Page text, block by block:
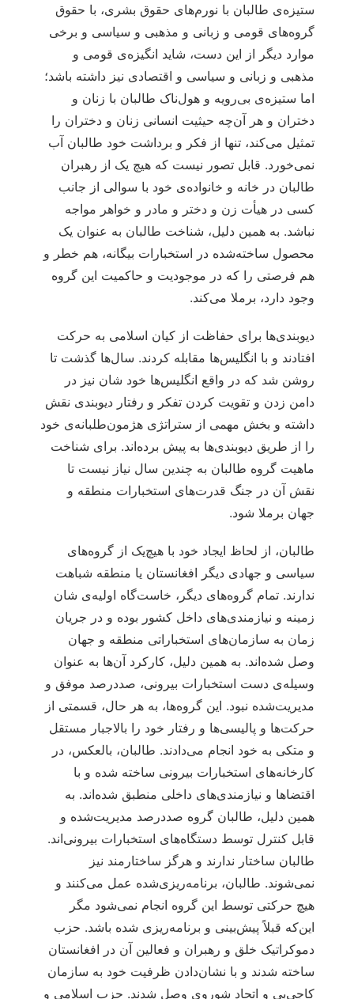
ستیزه‌ی طالبان با نورم‌های حقوق بشری، با حقوق
گروه‌های قومی و زبانی و مذهبی و سیاسی و برخی
موارد دیگر از این دست، شاید انگیزه‌ی قومی و
مذهبی و زبانی و سیاسی و اقتصادی نیز داشته باشد؛
اما ستیزه‌ی بی‌رویه و هول‌ناک طالبان با زنان و
دختران و هر آن‌چه حیثیت انسانی زنان و دختران را
تمثیل می‌کند، تنها از فکر و برداشت خود طالبان آب
نمی‌خورد. قابل تصور نیست که هیچ یک از رهبران
طالبان در خانه و خانواده‌ی خود با سوالی از جانب
کسی در هیأت زن و دختر و مادر و خواهر مواجه
نباشد. به همین دلیل، شناخت طالبان به عنوان یک
محصول ساخته‌شده در استخبارات بیگانه، هم خطر و
هم فرصتی را که در موجودیت و حاکمیت این گروه
وجود دارد، برملا می‌کند.
دیوبندی‌ها برای حفاظت از کیان اسلامی به حرکت
افتادند و با انگلیس‌ها مقابله کردند. سال‌ها گذشت تا
روشن شد که در واقع انگلیس‌ها خود شان نیز در
دامن زدن و تقویت کردن تفکر و رفتار دیوبندی نقش
داشته و بخش مهمی از ستراتژی هژمون‌طلبانه‌ی خود
را از طریق دیوبندی‌ها به پیش برده‌اند. برای شناخت
ماهیت گروه طالبان به چندین سال نیاز نیست تا
نقش آن در جنگ قدرت‌های استخبارات منطقه و
جهان برملا شود.
طالبان، از لحاظ ایجاد خود با هیچ‌یک از گروه‌های
سیاسی و جهادی دیگر افغانستان یا منطقه شباهت
ندارند. تمام گروه‌های دیگر، خاست‌گاه اولیه‌ی شان
زمینه و نیازمندی‌های داخل کشور بوده و در جریان
زمان به سازمان‌های استخباراتی منطقه و جهان
وصل شده‌اند. به همین دلیل، کارکرد آن‌ها به عنوان
وسیله‌ی دست استخبارات بیرونی، صددرصد موفق و
مدیریت‌شده نبود. این گروه‌ها، به هر حال، قسمتی از
حرکت‌ها و پالیسی‌ها و رفتار خود را بالاجبار مستقل
و متکی به خود انجام می‌دادند. طالبان، بالعکس، در
کارخانه‌های استخبارات بیرونی ساخته شده و با
اقتضاها و نیازمندی‌های داخلی منطبق شده‌اند. به
همین دلیل، طالبان گروه صددرصد مدیریت‌شده و
قابل کنترل توسط دستگاه‌های استخبارات بیرونی‌اند.
طالبان ساختار ندارند و هرگز ساختارمند نیز
نمی‌شوند. طالبان، برنامه‌ریزی‌شده عمل می‌کنند و
هیچ حرکتی توسط این گروه انجام نمی‌شود مگر
این‌که قبلاً پیش‌بینی و برنامه‌ریزی شده باشد. حزب
دموکراتیک خلق و رهبران و فعالین آن در افغانستان
ساخته شدند و با نشان‌دادن ظرفیت خود به سازمان
کاجی‌بی و اتحاد شوروی وصل شدند. حزب اسلامی و